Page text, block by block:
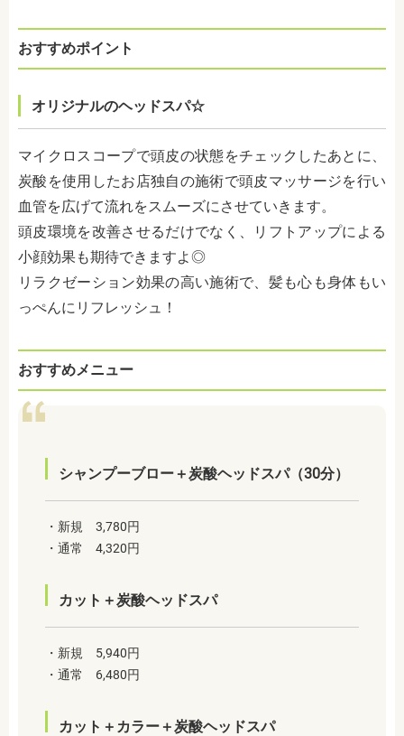
おすすめポイント
オリジナルのヘッドスパ☆
マイクロスコープで頭皮の状態をチェックしたあとに、
炭酸を使用したお店独自の施術で頭皮マッサージを行い
血管を広げて流れをスムーズにさせていきます。
頭皮環境を改善させるだけでなく、リフトアップによる
小顔効果も期待できますよ◎
リラクゼーション効果の高い施術で、髪も心も身体もい
っぺんにリフレッシュ！
おすすめメニュー
シャンプーブロー＋炭酸ヘッドスパ（30分）
・新規 3,780円
・通常 4,320円
カット＋炭酸ヘッドスパ
・新規 5,940円
・通常 6,480円
カット＋カラー＋炭酸ヘッドスパ